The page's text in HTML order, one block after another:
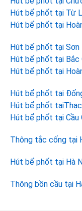
Hút bể phốt tại Từ
Hút bể phốt tại
Hút bể phốt tại Sơn
Hút bể phốt tại Bắc
Hút bể phốt tại
Hút bể phốt tại
Hút bể phốt
Hút bể phốt tại Cầu
Thông tắc cống tại
Hút bể phốt tại Hà
Thông bồn cầu tại